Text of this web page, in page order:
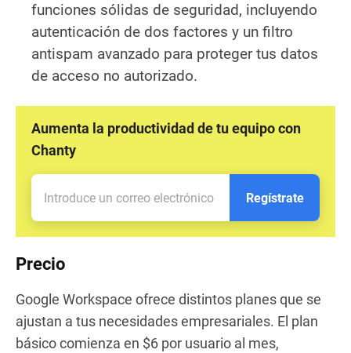
funciones sólidas de seguridad, incluyendo
autenticación de dos factores y un filtro
antispam avanzado para proteger tus datos
de acceso no autorizado.
Aumenta la productividad de tu equipo con
Chanty
Regístrate
Precio
Google Workspace ofrece distintos planes que se
ajustan a tus necesidades empresariales. El plan
básico comienza en $6 por usuario al mes,